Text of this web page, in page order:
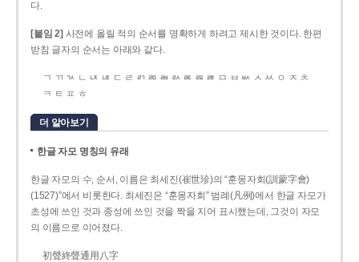
다.
[붙임 2] 사전에 올릴 적의 순서를 명확하게 하려고 제시한 것이다. 한편
받침 글자의 순서는 아래와 같다.
ㄱ ㄲ ㄳ ㄴ ㄵ ㄶ ㄷ ㄹ ㄺ ㄻ ㄼ ㄽ ㄾ ㄿ ㅀ ㅁ ㅂ ㅄ ㅅ ㅆ ㅇ ㅈ ㅊ
ㅋ ㅌ ㅍ ㅎ
더 알아보기
한글 자모 명칭의 유래
한글 자모의 수, 순서, 이름은 최세진(崔世珍)의 “훈몽자회(訓蒙字會)
(1527)”에서 비롯한다. 최세진은 “훈몽자회” 범례(凡例)에서 한글 자모가
초성에 쓰인 것과 종성에 쓰인 것을 짝을 지어 표시했는데, 그것이 자모
의 이름으로 이어졌다.
初聲終聲通用八字